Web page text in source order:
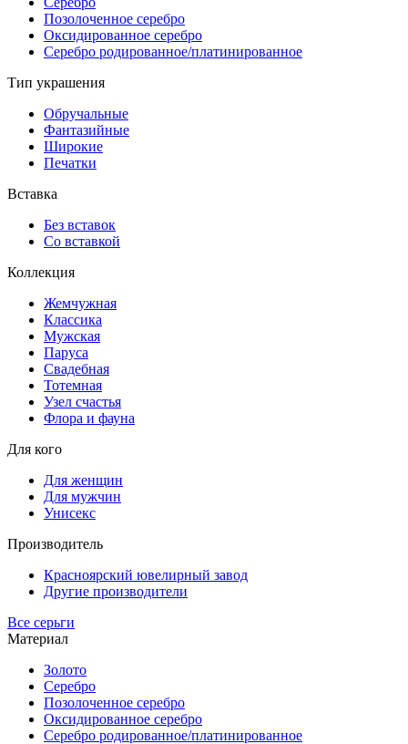
Позолоченное серебро
Оксидированное серебро
Серебро родированное/платинированное
Тип украшения
Обручальные
Фантазийные
Широкие
Печатки
Вставка
Без вставок
Со вставкой
Коллекция
Жемчужная
Классика
Мужская
Паруса
Свадебная
Тотемная
Узел счастья
Флора и фауна
Для кого
Для женщин
Для мужчин
Унисекс
Производитель
Красноярский ювелирный завод
Другие производители
Все серьги
Материал
Золото
Серебро
Позолоченное серебро
Оксидированное серебро
Серебро родированное/платинированное